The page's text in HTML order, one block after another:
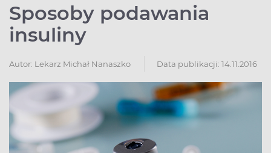
Sposoby podawania
insuliny
Autor: Lekarz Michał Nanaszko Data publikacji: 14.11.2016